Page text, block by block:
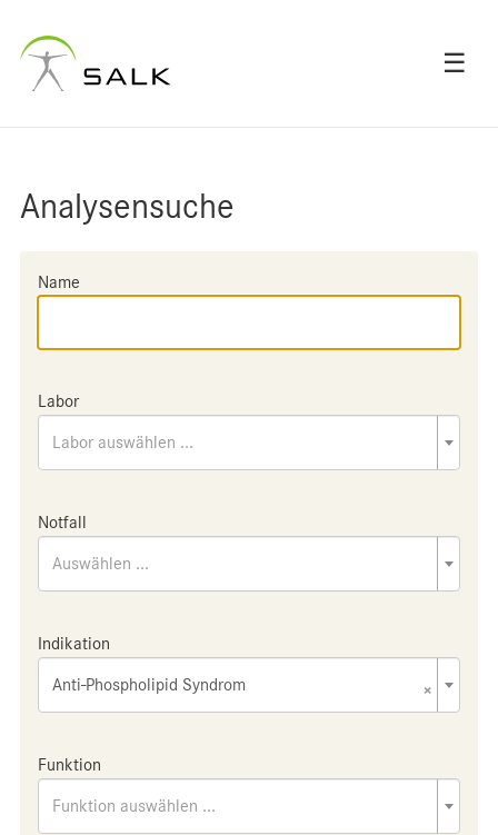
☰
Analysensuche
Name
Labor
Labor auswählen ...
Notfall
Auswählen ...
Indikation
×
Anti-Phospholipid Syndrom
Funktion
Funktion auswählen ...